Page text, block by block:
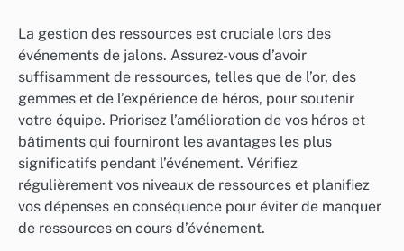
La gestion des ressources est cruciale lors des
événements de jalons. Assurez-vous d’avoir
suffisamment de ressources, telles que de l’or, des
gemmes et de l’expérience de héros, pour soutenir
votre équipe. Priorisez l’amélioration de vos héros et
bâtiments qui fourniront les avantages les plus
significatifs pendant l’événement. Vérifiez
régulièrement vos niveaux de ressources et planifiez
vos dépenses en conséquence pour éviter de manquer
de ressources en cours d’événement.